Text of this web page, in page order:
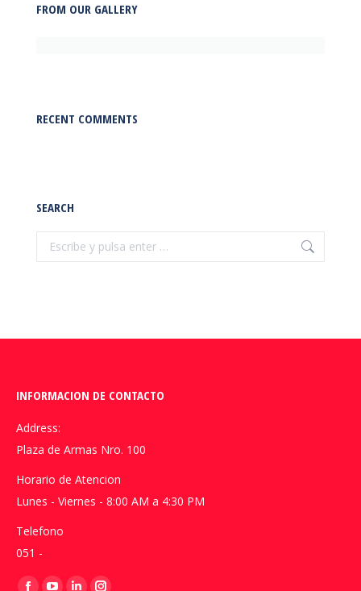
FROM OUR GALLERY
RECENT COMMENTS
SEARCH
Buscar:
INFORMACION DE CONTACTO
Address:
Plaza de Armas Nro. 100
Horario de Atencion
Lunes - Viernes - 8:00 AM a 4:30 PM
Telefono
051 -
Encuéntranos en: